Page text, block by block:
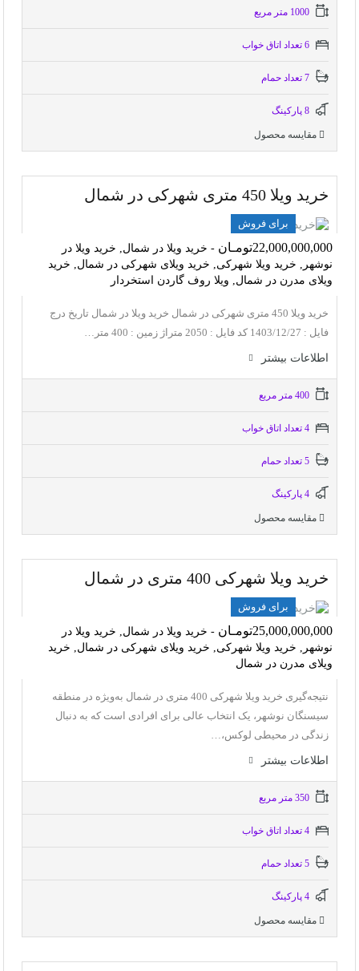
مقایسه محصول
خرید ویلا 450 متری شهرکی در شمال
برای فروش
22,000,000,000تومـان
- خرید ویلا در شمال, خرید ویلا در
نوشهر, خرید ویلا شهرکی, خرید ویلای شهرکی در شمال, خرید
ویلای مدرن در شمال, ویلا روف گاردن استخردار
خرید ویلا 450 متری شهرکی در شمال خرید ویلا در شمال تاریخ درج
فایل : 1403/12/27 کد فایل : 2050 متراژ زمین : 400 متر…
اطلاعات بيشتر
مقایسه محصول
خرید ویلا شهرکی 400 متری در شمال
برای فروش
25,000,000,000تومـان
- خرید ویلا در شمال, خرید ویلا در
نوشهر, خرید ویلا شهرکی, خرید ویلای شهرکی در شمال, خرید
ویلای مدرن در شمال
نتیجه‌گیری خرید ویلا شهرکی 400 متری در شمال به‌ویژه در منطقه
سیسنگان نوشهر، یک انتخاب عالی برای افرادی است که به دنبال
زندگی در محیطی لوکس،…
اطلاعات بيشتر
مقایسه محصول